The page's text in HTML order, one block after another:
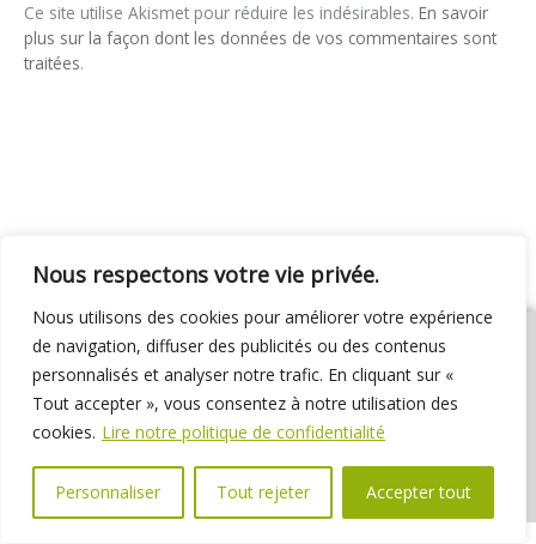
Nous respectons votre vie privée.
Nous utilisons des cookies pour améliorer votre expérience
de navigation, diffuser des publicités ou des contenus
personnalisés et analyser notre trafic. En cliquant sur «
Tout accepter », vous consentez à notre utilisation des
cookies. Lire notre politique de confidentialité
Personnaliser Tout rejeter Accepter tout
Ce site utilise Akismet pour réduire les indésirables. En savoir
plus sur la façon dont les données de vos commentaires sont
traitées.
01 69 31 72 10 01 69 31 37 31
Nous contacter
Espace élus
Marchés publics Délibérations